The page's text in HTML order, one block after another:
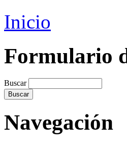
Inicio
Formulario
Buscar
Navegación